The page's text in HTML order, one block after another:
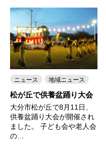
ニュース 地域ニュース
松が丘で供養盆踊り大会
大分市松が丘で8月11日、
供養盆踊り大会が開催され
ました。 子ども会や老人会
の…